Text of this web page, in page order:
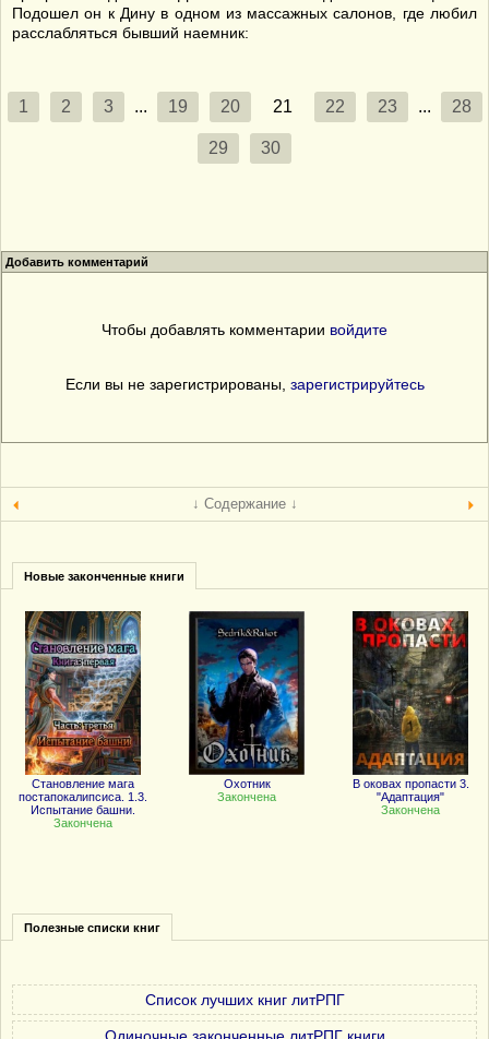
Подошел он к Дину в одном из массажных салонов, где любил
расслабляться бывший наемник:
1 2 3 ... 19 20 21 22 23 ... 28
29 30
Добавить комментарий
Чтобы добавлять комментарии войдите
Если вы не зарегистрированы, зарегистрируйтесь
↓ Содержание ↓
Новые законченные книги
Становление мага
постапокалипсиса. 1.3.
Испытание башни.
Закончена
Охотник
Закончена
В оковах пропасти 3.
"Адаптация"
Закончена
Полезные списки книг
Список лучших книг литРПГ